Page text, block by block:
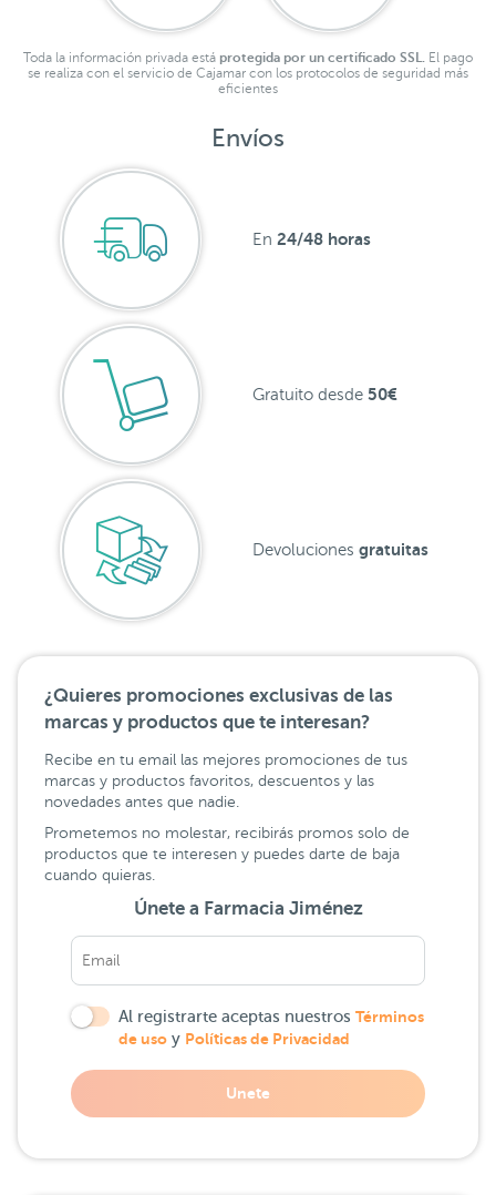
Toda la información privada está protegida por un certificado SSL. El pago
se realiza con el servicio de Cajamar con los protocolos de seguridad más
eficientes
Envíos
En 24/48 horas
Gratuito desde 50€
Devoluciones gratuitas
¿Quieres promociones exclusivas de las
marcas y productos que te interesan?
Recibe en tu email las mejores promociones de tus
marcas y productos favoritos, descuentos y las
novedades antes que nadie.
Prometemos no molestar, recibirás promos solo de
productos que te interesen y puedes darte de baja
cuando quieras.
Únete a Farmacia Jiménez
Al registrarte aceptas nuestros Términos
de uso y Políticas de Privacidad
Unete